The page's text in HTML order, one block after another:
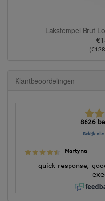
Lakstempel Brut
Klantbeoordelingen
8626
Bekijk
Martyna
quick response,